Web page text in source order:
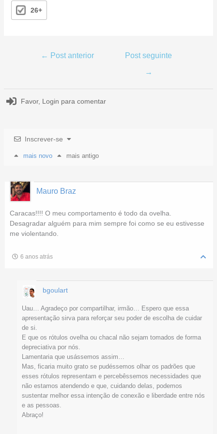
26+
← Post anterior
Post seguinte
→
Favor, Login para comentar
Inscrever-se
mais novo mais antigo
Mauro Braz
Caracas!!!! O meu comportamento é todo da ovelha.
Desagradar alguém para mim sempre foi como se eu estivesse
me violentando.
6 anos atrás
bgoulart
Uau… Agradeço por compartilhar, irmão… Espero que essa
apresentação sirva para reforçar seu poder de escolha de cuidar
de si.
E que os rótulos ovelha ou chacal não sejam tomados de forma
depreciativa por nós.
Lamentaria que usássemos assim…
Mas, ficaria muito grato se pudéssemos olhar os padrões que
esses rótulos representam e percebêssemos necessidades que
não estamos atendendo e que, cuidando delas, podemos
sustentar melhor essa intenção de conexão e liberdade entre nós
e as pessoas.
Abraço!